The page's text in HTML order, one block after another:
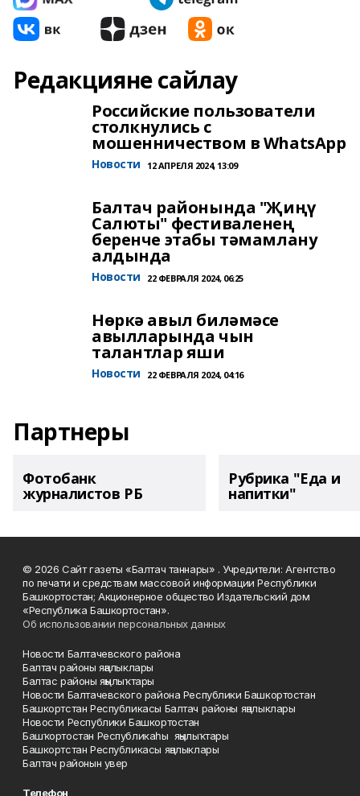
Редакцияне сайлау
Российские пользователи
столкнулись с
мошенничеством в WhatsApp
Новости 12 АПРЕЛЯ 2024, 13:09
Балтач районында "Җиңү
Салюты" фестиваленең
беренче этабы тәмамлану
алдында
Новости 22 ФЕВРАЛЯ 2024, 06:25
Нөркә авыл биләмәсе
авылларында чын
талантлар яши
Новости 22 ФЕВРАЛЯ 2024, 04:16
Партнеры
Фотобанк
журналистов РБ
Рубрика "Еда и
напитки"
© 2026 Сайт газеты «Балтач таннары» . Учредители: Агентство
по печати и средствам массовой информации Республики
Башкортостан; Акционерное общество Издательский дом
«Республика Башкортостан».
Об использовании персональных данных
Новости Балтачевского района
Балтач районы яңалыклары
Балтас районы яңылыҡтары
Новости Балтачевского района Республики Башкортостан
Башкортстан Республикасы Балтач районы яңалыклары
Новости Республики Башкортостан
Башҡортостан Республикаһы яңылыҡтары
Башкортстан Республикасы яңалыклары
Балтач районын увер
Телефон